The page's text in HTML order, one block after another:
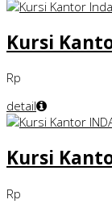
Kursi
Rp
detail
Kursi
Rp